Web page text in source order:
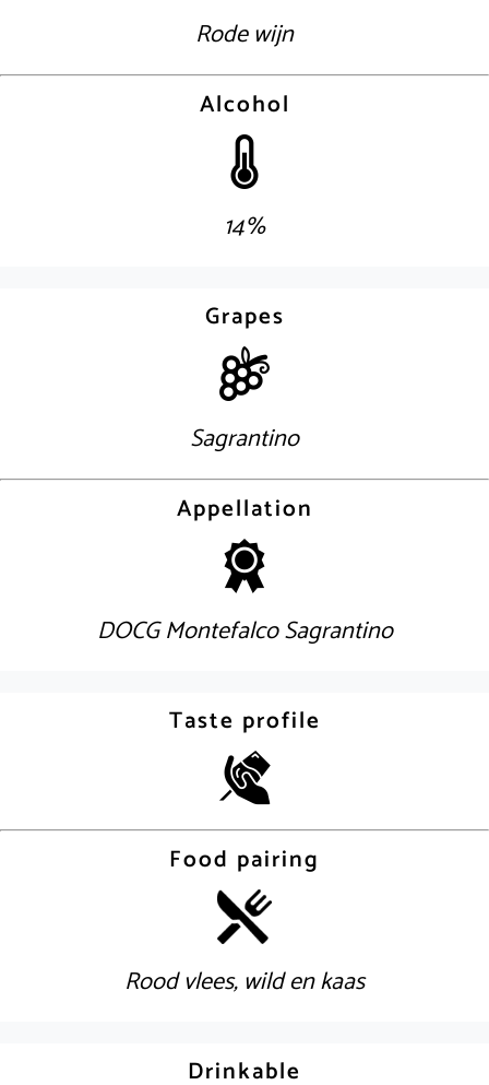
Rode wijn
Alcohol
14%
Grapes
Sagrantino
Appellation
DOCG Montefalco Sagrantino
Taste profile
Food pairing
Rood vlees, wild en kaas
Drinkable